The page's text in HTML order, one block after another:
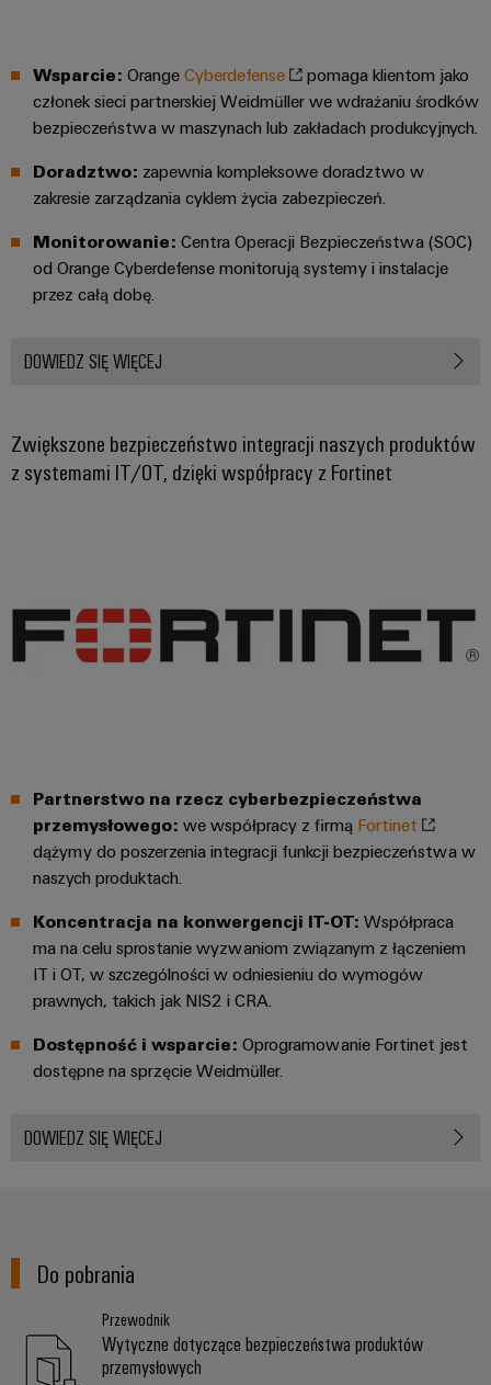
Wsparcie: Orange Cyberdefense
pomaga klientom jako
członek sieci partnerskiej Weidmüller we wdrażaniu środków
bezpieczeństwa w maszynach lub zakładach produkcyjnych.
Doradztwo: zapewnia kompleksowe doradztwo w
zakresie zarządzania cyklem życia zabezpieczeń.
Monitorowanie: Centra Operacji Bezpieczeństwa (SOC)
od Orange Cyberdefense monitorują systemy i instalacje
przez całą dobę.
DOWIEDZ SIĘ WIĘCEJ
Zwiększone bezpieczeństwo integracji naszych produktów
z systemami IT/OT, dzięki współpracy z Fortinet
Partnerstwo na rzecz cyberbezpieczeństwa
przemysłowego: we współpracy z firmą Fortinet
dążymy do poszerzenia integracji funkcji bezpieczeństwa w
naszych produktach.
Koncentracja na konwergencji IT-OT: Współpraca
ma na celu sprostanie wyzwaniom związanym z łączeniem
IT i OT, w szczególności w odniesieniu do wymogów
prawnych, takich jak NIS2 i CRA.
Dostępność i wsparcie: Oprogramowanie Fortinet jest
dostępne na sprzęcie Weidmüller.
DOWIEDZ SIĘ WIĘCEJ
Do pobrania
Przewodnik
Wytyczne dotyczące bezpieczeństwa produktów
przemysłowych